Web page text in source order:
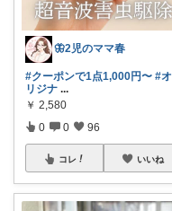
🦋2児のママ春
#クーポンで1点1,000円〜 #オ
リジナ ...
￥ 2,580
0 0 96
コレ いいね